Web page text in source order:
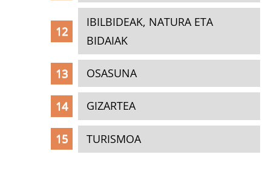
IBILBIDEAK, NATURA ETA
BIDAIAK
OSASUNA
GIZARTEA
TURISMOA